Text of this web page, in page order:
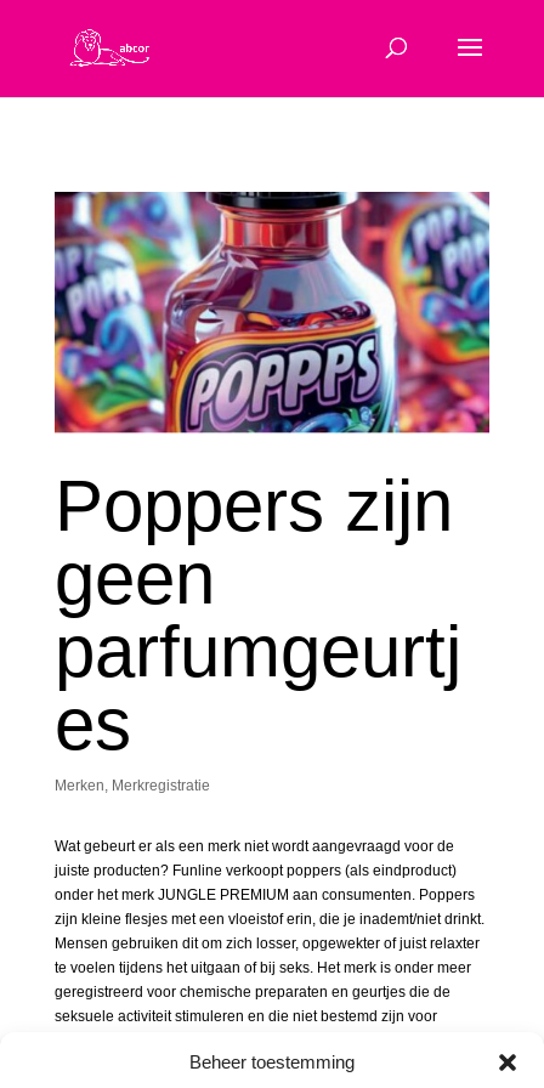
Beheer toestemming
Poppers zijn
geen
parfumgeurtj
es
Merken, Merkregistratie
Wat gebeurt er als een merk niet wordt aangevraagd voor de
juiste producten? Funline verkoopt poppers (als eindproduct)
onder het merk JUNGLE PREMIUM aan consumenten. Poppers
zijn kleine flesjes met een vloeistof erin, die je inademt/niet drinkt.
Mensen gebruiken dit om zich losser, opgewekter of juist relaxter
te voelen tijdens het uitgaan of bij seks. Het merk is onder meer
geregistreerd voor chemische preparaten en geurtjes die de
seksuele activiteit stimuleren en die niet bestemd zijn voor
1 en 3). Waarschijnlijk probeerde een concurrent het merk